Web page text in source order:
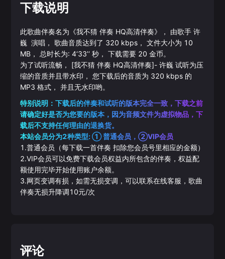
下载说明
此歌曲伴奏名为《我不猜 伴奏 HQ高清伴奏》， 由歌手 许
巍 演唱， 歌曲音质达到了 320 kbps， 文件大小为 10
MB， 总时长为: 4‘33’‘秒， 下载需要 20 金币。
为了试听流畅， [我不猜 伴奏 HQ高清伴奏]- 许巍 试听为压
缩的音质并且带水印， 您下载后的音质为 320 kbps 的
MP3 格式， 并且无水印哟。
特别说明：下载后的伴奏和试听的版本完全一致，下载之前
请确定好是否为您要的版本，因为音频文件为虚拟物品，下
载后不支持任何理由的退换货。
本站会员分为2种类型: ① 普通会员，②VIP会员
1.普通会员（每下载一首伴奏 扣除您会员号里相应的金额）
2.VIP会员可以免费下载会员权益内所包含的伴奏，权益配
额使用完毕开始使用账户余额。
3.网页变调有损，如需无损变调，可以联系在线客服，歌曲
伴奏无损升降调10元/次
评论